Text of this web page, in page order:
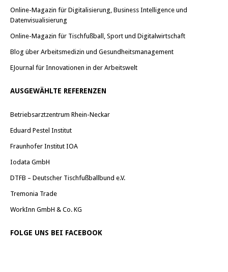
Online-Magazin für Digitalisierung, Business Intelligence und
Datenvisualisierung
Online-Magazin für Tischfußball, Sport und Digitalwirtschaft
Blog über Arbeitsmedizin und Gesundheitsmanagement
EJournal für Innovationen in der Arbeitswelt
AUSGEWÄHLTE REFERENZEN
Betriebsarztzentrum Rhein-Neckar
Eduard Pestel Institut
Fraunhofer Institut IOA
Iodata GmbH
DTFB – Deutscher Tischfußballbund e.V.
Tremonia Trade
WorkInn GmbH & Co. KG
FOLGE UNS BEI FACEBOOK